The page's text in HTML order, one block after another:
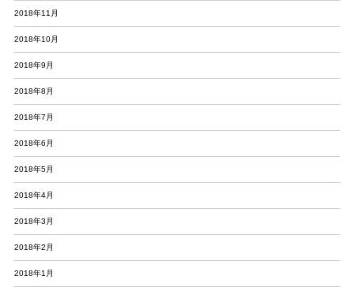
2018年11月
2018年10月
2018年9月
2018年8月
2018年7月
2018年6月
2018年5月
2018年4月
2018年3月
2018年2月
2018年1月